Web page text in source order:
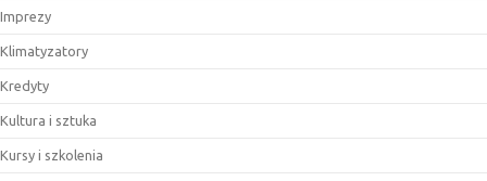
Imprezy
Klimatyzatory
Kredyty
Kultura i sztuka
Kursy i szkolenia